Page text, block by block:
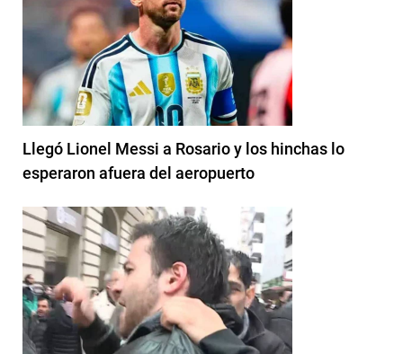
Llegó Lionel Messi a Rosario y los hinchas lo
esperaron afuera del aeropuerto